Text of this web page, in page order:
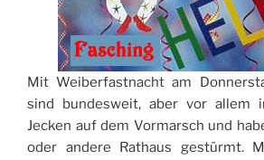
Mit Weiberfastnacht am
sind bundesweit, aber vor allem
Jecken auf dem Vormarsch und
oder andere Rathaus gestürmt.